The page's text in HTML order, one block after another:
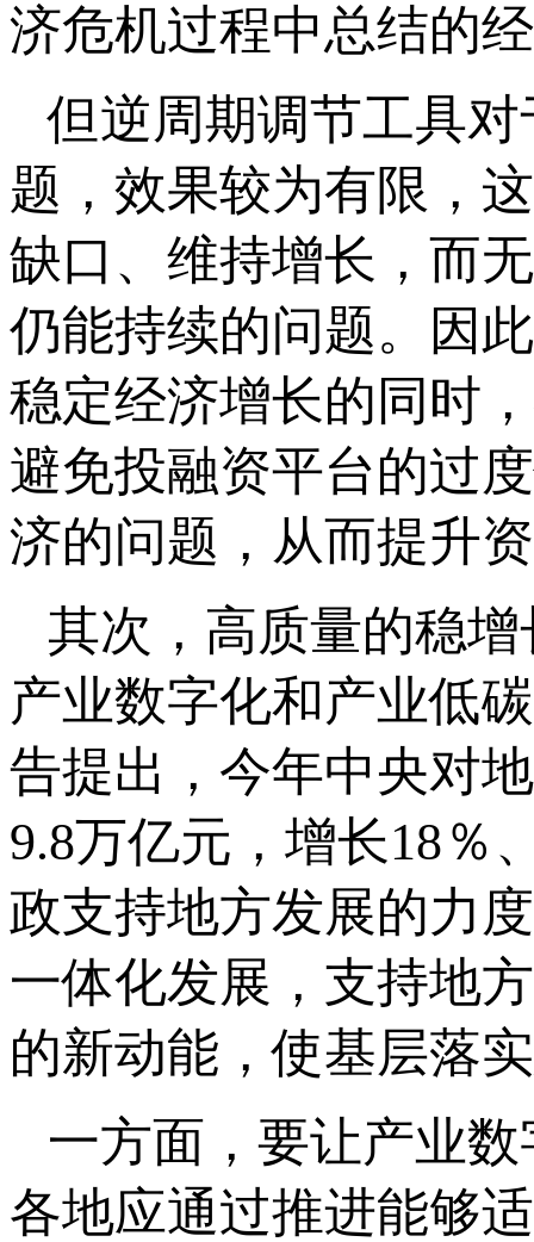
济危机过程中总结的
但逆周期调节工具
题，效果较为有限，
缺口、维持增长，而
仍能持续的问题。因
稳定经济增长的同时
避免投融资平台的过
济的问题，从而提升
其次，高质量的稳
产业数字化和产业低
告提出，今年中央对
9.8万亿元，增长18％
政支持地方发展的力
一体化发展，支持地
的新动能，使基层落
一方面，要让产业
各地应通过推进能够